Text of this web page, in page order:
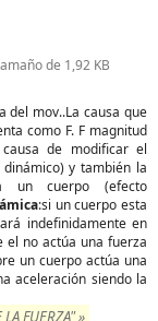
de 1,92 KB
del mov..La causa que
como F. F magnitud
de modificar el
dinámico) y también la
cuerpo (efecto
:si un cuerpo esta
indefinidamente en
el no actúa una fuerza
un cuerpo actúa una
aceleración siendo la
FUERZA" »